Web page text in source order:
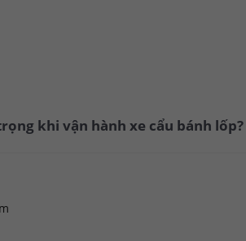
khi vận hành xe cẩu bánh lốp?